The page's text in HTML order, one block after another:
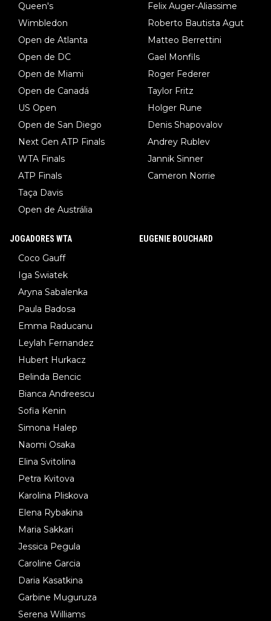
Queen's
Wimbledon
Open de Atlanta
Open de DC
Open de Miami
Open de Canadá
US Open
Open de San Diego
Next Gen ATP Finals
WTA Finals
ATP Finals
Taça Davis
Open de Austrália
Felix Auger-Aliassime
Roberto Bautista Agut
Matteo Berrettini
Gael Monfils
Roger Federer
Taylor Fritz
Holger Rune
Denis Shapovalov
Andrey Rublev
Jannik Sinner
Cameron Norrie
JOGADORES WTA
Coco Gauff
Iga Swiatek
Aryna Sabalenka
Paula Badosa
Emma Raducanu
Leylah Fernandez
Hubert Hurkacz
Belinda Bencic
Bianca Andreescu
Sofia Kenin
Simona Halep
Naomi Osaka
Elina Svitolina
Petra Kvitova
Karolina Pliskova
Elena Rybakina
Maria Sakkari
Jessica Pegula
Caroline Garcia
Daria Kasatkina
Garbine Muguruza
Serena Williams
EUGENIE BOUCHARD